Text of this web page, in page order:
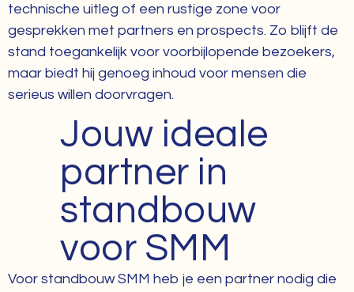
technische uitleg of een rustige zone voor
gesprekken met partners en prospects. Zo blijft de
stand toegankelijk voor voorbijlopende bezoekers,
maar biedt hij genoeg inhoud voor mensen die
serieus willen doorvragen.
Jouw ideale
partner in
standbouw
voor SMM
Voor standbouw SMM heb je een partner nodig die